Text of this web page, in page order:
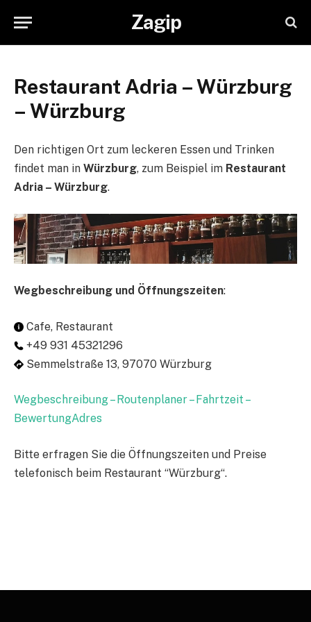
Zagip
Restaurant Adria – Würzburg
– Würzburg
Den richtigen Ort zum leckeren Essen und Trinken
findet man in Würzburg, zum Beispiel im Restaurant
Adria – Würzburg.
Wegbeschreibung und Öffnungszeiten:
Cafe, Restaurant
+49 931 45321296
Semmelstraße 13, 97070 Würzburg
Wegbeschreibung – Routenplaner – Fahrtzeit –
BewertungAdres
Bitte erfragen Sie die Öffnungszeiten und Preise
telefonisch beim Restaurant “Würzburg“.